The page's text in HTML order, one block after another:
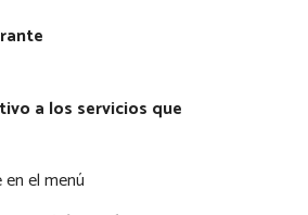
a los servicios que
el menú